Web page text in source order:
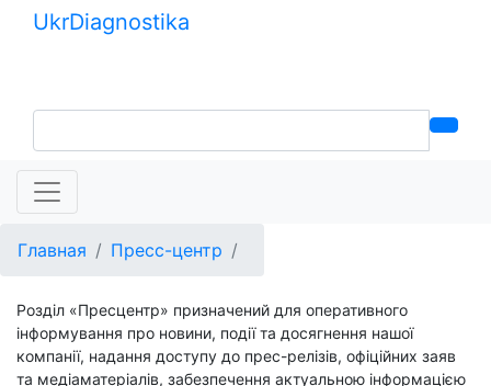
UkrDiagnostika
Главная Пресс-центр
Розділ «Пресцентр» призначений для оперативного
інформування про новини, події та досягнення нашої
компанії, надання доступу до прес-релізів, офіційних заяв
та медіаматеріалів, забезпечення актуальною інформацією